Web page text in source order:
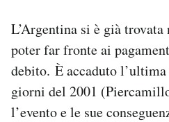
L’Argentina si è già
poter far fronte ai
debito. È accaduto
giorni del 2001
l’evento e le sue